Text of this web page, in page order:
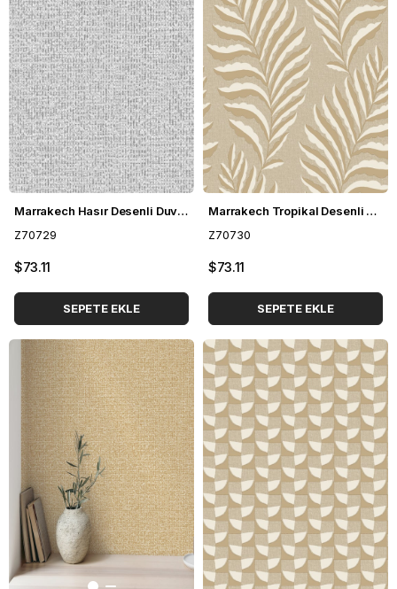
Marrakech Hasır Desenli Duvar Kağıdı Z70729
Z70729
$73.11
SEPETE EKLE
Marrakech Tropikal Desenli Duvar Kağıdı Z70730
Z70730
$73.11
SEPETE EKLE